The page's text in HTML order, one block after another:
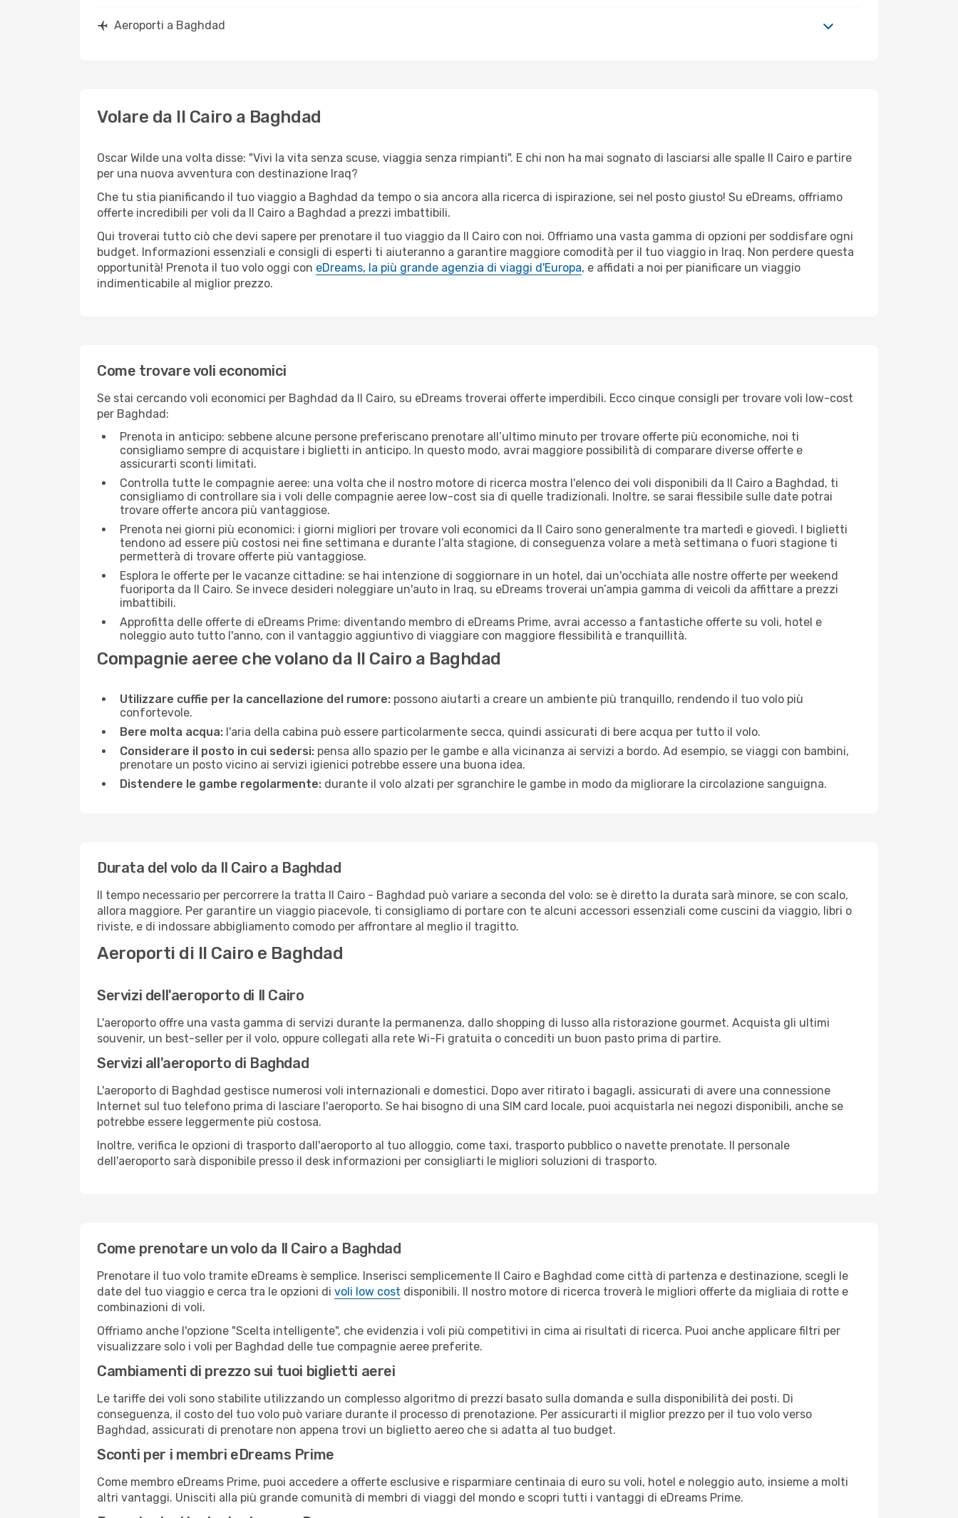
Aeroporti a Baghdad
Volare da Il Cairo a Baghdad
Oscar Wilde una volta disse: "Vivi la vita senza scuse, viaggia senza rimpianti". E chi non ha mai sognato di lasciarsi alle spalle Il Cairo e partire
per una nuova avventura con destinazione Iraq?
Che tu stia pianificando il tuo viaggio a Baghdad da tempo o sia ancora alla ricerca di ispirazione, sei nel posto giusto! Su eDreams, offriamo
offerte incredibili per voli da Il Cairo a Baghdad a prezzi imbattibili.
Qui troverai tutto ciò che devi sapere per prenotare il tuo viaggio da Il Cairo con noi. Offriamo una vasta gamma di opzioni per soddisfare ogni
budget. Informazioni essenziali e consigli di esperti ti aiuteranno a garantire maggiore comodità per il tuo viaggio in Iraq. Non perdere questa
opportunità! Prenota il tuo volo oggi con eDreams, la più grande agenzia di viaggi d'Europa, e affidati a noi per pianificare un viaggio
indimenticabile al miglior prezzo.
Come trovare voli economici
Se stai cercando voli economici per Baghdad da Il Cairo, su eDreams troverai offerte imperdibili. Ecco cinque consigli per trovare voli low-cost
per Baghdad:
Prenota in anticipo: sebbene alcune persone preferiscano prenotare all’ultimo minuto per trovare offerte più economiche, noi ti
consigliamo sempre di acquistare i biglietti in anticipo. In questo modo, avrai maggiore possibilità di comparare diverse offerte e
assicurarti sconti limitati.
Controlla tutte le compagnie aeree: una volta che il nostro motore di ricerca mostra l'elenco dei voli disponibili da Il Cairo a Baghdad, ti
consigliamo di controllare sia i voli delle compagnie aeree low-cost sia di quelle tradizionali. Inoltre, se sarai flessibile sulle date potrai
trovare offerte ancora più vantaggiose.
Prenota nei giorni più economici: i giorni migliori per trovare voli economici da Il Cairo sono generalmente tra martedì e giovedì. I biglietti
tendono ad essere più costosi nei fine settimana e durante l’alta stagione, di conseguenza volare a metà settimana o fuori stagione ti
permetterà di trovare offerte più vantaggiose.
Esplora le offerte per le vacanze cittadine: se hai intenzione di soggiornare in un hotel, dai un'occhiata alle nostre offerte per weekend
fuoriporta da Il Cairo. Se invece desideri noleggiare un'auto in Iraq, su eDreams troverai un’ampia gamma di veicoli da affittare a prezzi
imbattibili.
Approfitta delle offerte di eDreams Prime: diventando membro di eDreams Prime, avrai accesso a fantastiche offerte su voli, hotel e
noleggio auto tutto l'anno, con il vantaggio aggiuntivo di viaggiare con maggiore flessibilità e tranquillità.
Compagnie aeree che volano da Il Cairo a Baghdad
Utilizzare cuffie per la cancellazione del rumore: possono aiutarti a creare un ambiente più tranquillo, rendendo il tuo volo più
confortevole.
Bere molta acqua: l'aria della cabina può essere particolarmente secca, quindi assicurati di bere acqua per tutto il volo.
Considerare il posto in cui sedersi: pensa allo spazio per le gambe e alla vicinanza ai servizi a bordo. Ad esempio, se viaggi con bambini,
prenotare un posto vicino ai servizi igienici potrebbe essere una buona idea.
Distendere le gambe regolarmente: durante il volo alzati per sgranchire le gambe in modo da migliorare la circolazione sanguigna.
Durata del volo da Il Cairo a Baghdad
Il tempo necessario per percorrere la tratta Il Cairo - Baghdad può variare a seconda del volo: se è diretto la durata sarà minore, se con scalo,
allora maggiore. Per garantire un viaggio piacevole, ti consigliamo di portare con te alcuni accessori essenziali come cuscini da viaggio, libri o
riviste, e di indossare abbigliamento comodo per affrontare al meglio il tragitto.
Aeroporti di Il Cairo e Baghdad
Servizi dell'aeroporto di Il Cairo
L'aeroporto offre una vasta gamma di servizi durante la permanenza, dallo shopping di lusso alla ristorazione gourmet. Acquista gli ultimi
souvenir, un best-seller per il volo, oppure collegati alla rete Wi-Fi gratuita o concediti un buon pasto prima di partire.
Servizi all'aeroporto di Baghdad
L'aeroporto di Baghdad gestisce numerosi voli internazionali e domestici. Dopo aver ritirato i bagagli, assicurati di avere una connessione
Internet sul tuo telefono prima di lasciare l'aeroporto. Se hai bisogno di una SIM card locale, puoi acquistarla nei negozi disponibili, anche se
potrebbe essere leggermente più costosa.
Inoltre, verifica le opzioni di trasporto dall'aeroporto al tuo alloggio, come taxi, trasporto pubblico o navette prenotate. Il personale
dell'aeroporto sarà disponibile presso il desk informazioni per consigliarti le migliori soluzioni di trasporto.
Come prenotare un volo da Il Cairo a Baghdad
Prenotare il tuo volo tramite eDreams è semplice. Inserisci semplicemente Il Cairo e Baghdad come città di partenza e destinazione, scegli le
date del tuo viaggio e cerca tra le opzioni di voli low cost disponibili. Il nostro motore di ricerca troverà le migliori offerte da migliaia di rotte e
combinazioni di voli.
Offriamo anche l'opzione "Scelta intelligente", che evidenzia i voli più competitivi in cima ai risultati di ricerca. Puoi anche applicare filtri per
visualizzare solo i voli per Baghdad delle tue compagnie aeree preferite.
Cambiamenti di prezzo sui tuoi biglietti aerei
Le tariffe dei voli sono stabilite utilizzando un complesso algoritmo di prezzi basato sulla domanda e sulla disponibilità dei posti. Di
conseguenza, il costo del tuo volo può variare durante il processo di prenotazione. Per assicurarti il miglior prezzo per il tuo volo verso
Baghdad, assicurati di prenotare non appena trovi un biglietto aereo che si adatta al tuo budget.
Sconti per i membri eDreams Prime
Come membro eDreams Prime, puoi accedere a offerte esclusive e risparmiare centinaia di euro su voli, hotel e noleggio auto, insieme a molti
altri vantaggi. Unisciti alla più grande comunità di membri di viaggi del mondo e scopri tutti i vantaggi di eDreams Prime.